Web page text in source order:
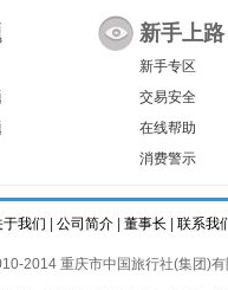
新手上路
新手专区
交易安全
在线帮助
消费警示
于我们 公司简介 董事长 联系我
2014 重庆市中国旅行社(集团)